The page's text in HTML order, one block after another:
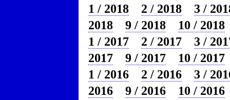
1 / 2018
2 / 2018
3 /
2018
9 / 2018
10 / 2018
1 / 2017
2 / 2017
3 /
2017
9 / 2017
10 / 2017
1 / 2016
2 / 2016
3 /
2016
9 / 2016
10 / 2016